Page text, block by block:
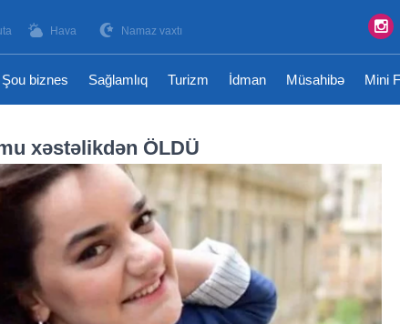
Hava Namaz vaxtı
Şou biznes Sağlamlıq Turizm İdman Müsahibə Mini
xəstəlikdən ÖLDÜ